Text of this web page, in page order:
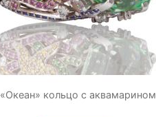
«Океан» кольцо с аквамарином